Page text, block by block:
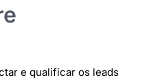
e qualificar os leads